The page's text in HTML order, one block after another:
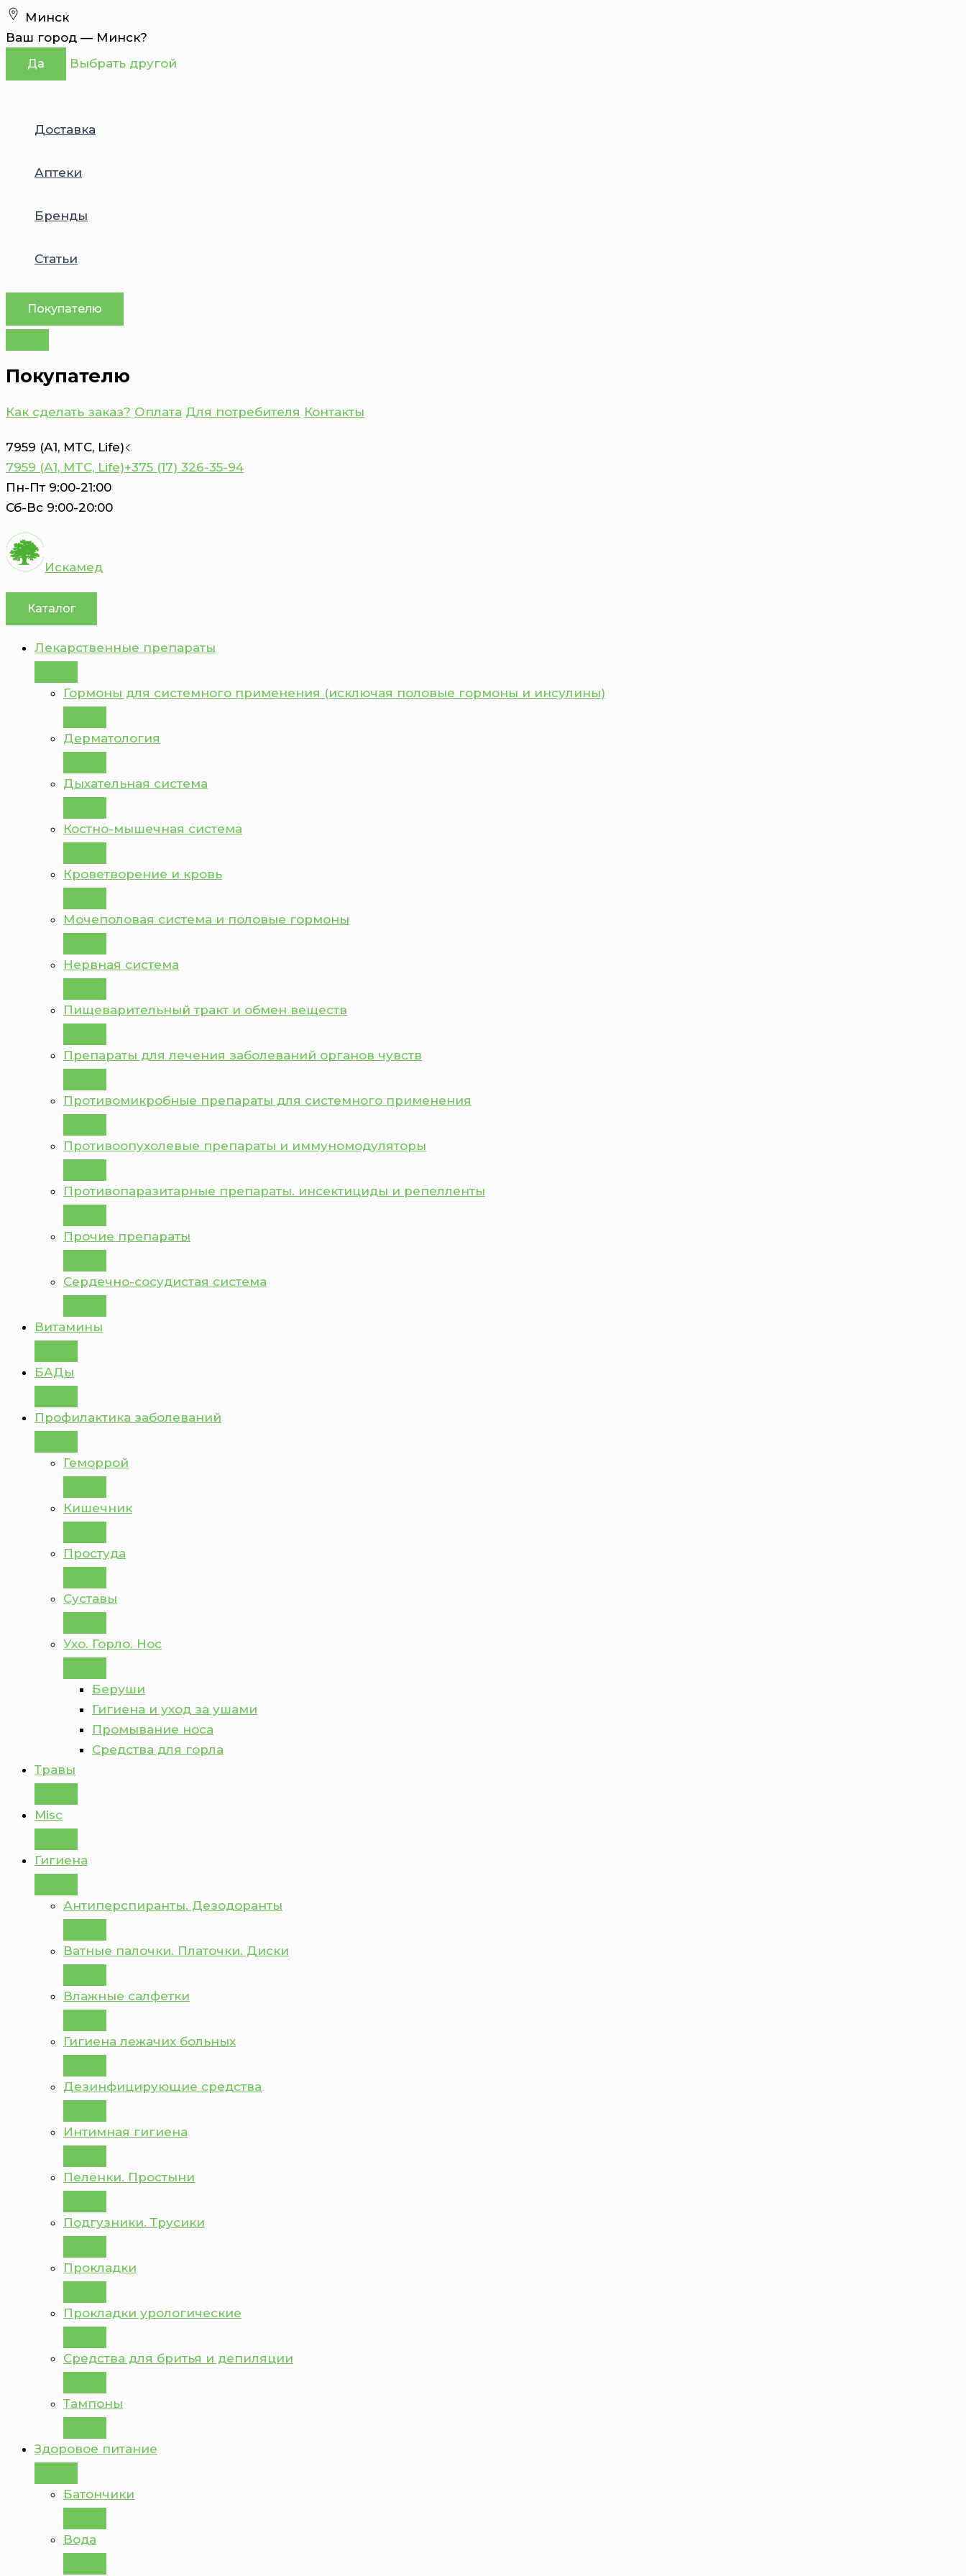
Перейти
к
содержимому
Минск
Ваш город — Минск?
Да Выбрать другой
Доставка
Аптеки
Бренды
Статьи
Покупателю
Покупателю
Как сделать заказ? Оплата Для потребителя Контакты
7959 (А1, MTC, Life)
7959 (А1, MTC, Life)+375 (17) 326-35-94
Пн-Пт 9:00-21:00
Сб-Вс 9:00-20:00
Искамед
Каталог
Лекарственные препараты
Гормоны для системного применения (исключая половые гормоны и инсулины)
Дерматология
Дыхательная система
Костно-мышечная система
Кроветворение и кровь
Мочеполовая система и половые гормоны
Нервная система
Пищеварительный тракт и обмен веществ
Препараты для лечения заболеваний органов чувств
Противомикробные препараты для системного применения
Противоопухолевые препараты и иммуномодуляторы
Противопаразитарные препараты. инсектициды и репелленты
Прочие препараты
Сердечно-сосудистая система
Витамины
БАДы
Профилактика заболеваний
Геморрой
Кишечник
Простуда
Суставы
Ухо. Горло. Нос
Беруши
Гигиена и уход за ушами
Промывание носа
Средства для горла
Травы
Misc
Гигиена
Антиперспиранты. Дезодоранты
Ватные палочки. Платочки. Диски
Влажные салфетки
Гигиена лежачих больных
Дезинфицирующие средства
Интимная гигиена
Пелёнки. Простыни
Подгузники. Трусики
Прокладки
Прокладки урологические
Средства для бритья и депиляции
Тампоны
Здоровое питание
Батончики
Вода